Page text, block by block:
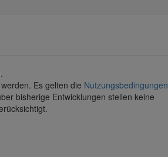
Es gelten die Nutzungsbedingungen
bisherige Entwicklungen stellen keine